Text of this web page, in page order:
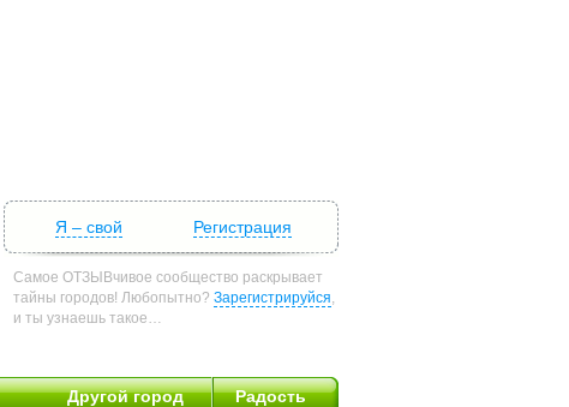
Я – свой Регистрация
Самое ОТЗЫВчивое сообщество раскрывает
тайны городов! Любопытно? Зарегистрируйся,
и ты узнаешь такое…
Другой город Радость